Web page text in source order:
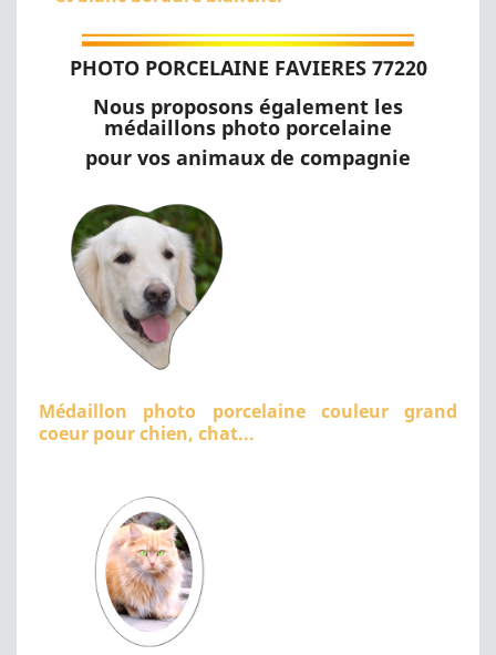
PHOTO PORCELAINE FAVIERES 77220
Nous proposons également les
médaillons photo porcelaine
pour vos animaux de compagnie
Médaillon photo porcelaine couleur grand
coeur pour chien, chat...